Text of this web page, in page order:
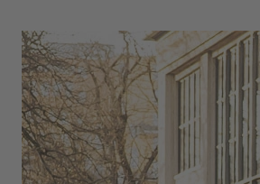
Flatland Live: Omari Cato shows off
live audience and brings BMX
OMARI CATO:
COMMUNITY, AND
EXPRESSION